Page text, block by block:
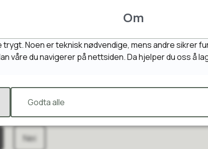
og skolemiljø
og på skolen. I Vennesla kommune har vi jobbet
overganger i utdanningsløpet er avgjørende for
du lette etter?
Nei
Om
Noen er teknisk nødvendige, mens andre sikrer
våre du navigerer på nettsiden. Da hjelper du oss å
Godta alle